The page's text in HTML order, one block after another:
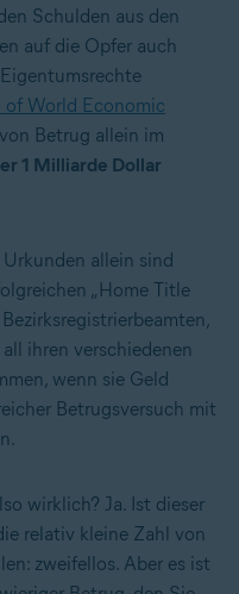
Schulden aus den
auf die Opfer auch
of World Economic
Betrug allein im
1 Milliarde Dollar
allein sind
„Home Title
ihren verschiedenen
wenn sie Geld
Betrugsversuch mit
wirklich? Ja. Ist dieser
relativ kleine Zahl von
zweifellos. Aber es ist